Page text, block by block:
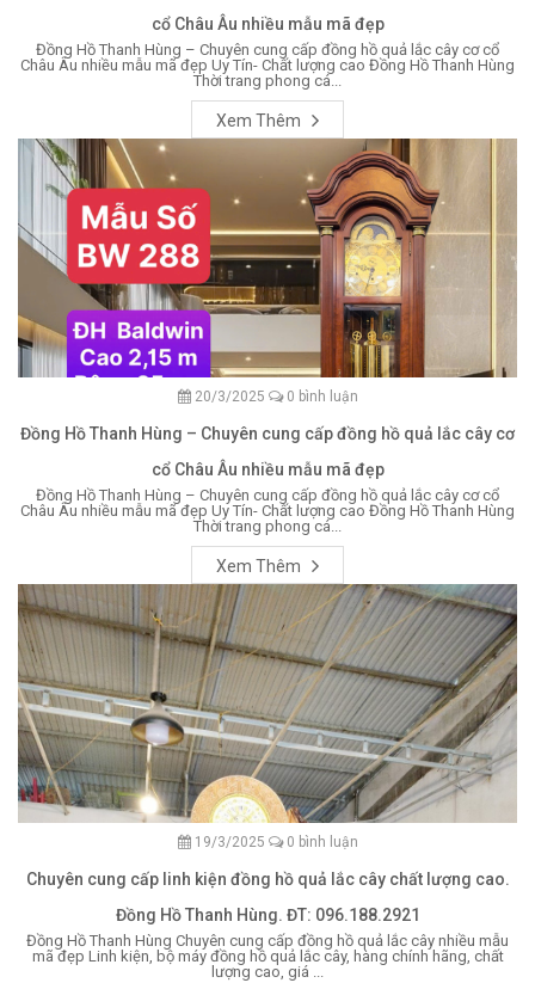
cổ Châu Âu nhiều mẫu mã đẹp
Đồng Hồ Thanh Hùng – Chuyên cung cấp đồng hồ quả lắc cây cơ cổ
Châu Âu nhiều mẫu mã đẹp Uy Tín- Chất lượng cao Đồng Hồ Thanh Hùng
Thời trang phong cá...
Xem Thêm
20/3/2025 0 bình luận
Đồng Hồ Thanh Hùng – Chuyên cung cấp đồng hồ quả lắc cây cơ
cổ Châu Âu nhiều mẫu mã đẹp
Đồng Hồ Thanh Hùng – Chuyên cung cấp đồng hồ quả lắc cây cơ cổ
Châu Âu nhiều mẫu mã đẹp Uy Tín- Chất lượng cao Đồng Hồ Thanh Hùng
Thời trang phong cá...
Xem Thêm
19/3/2025 0 bình luận
Chuyên cung cấp linh kiện đồng hồ quả lắc cây chất lượng cao.
Đồng Hồ Thanh Hùng. ĐT: 096.188.2921
Đồng Hồ Thanh Hùng Chuyên cung cấp đồng hồ quả lắc cây nhiều mẫu
mã đẹp Linh kiện, bộ máy đồng hồ quả lắc cây, hàng chính hãng, chất
lượng cao, giá ...